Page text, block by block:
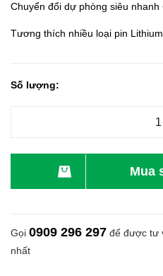
Chuyển đổi dự phòng siêu nhanh
Tương thích nhiều loại pin Lithium.
Số lượng:
Mua
Gọi 0909 296 297 để được tư
nhất